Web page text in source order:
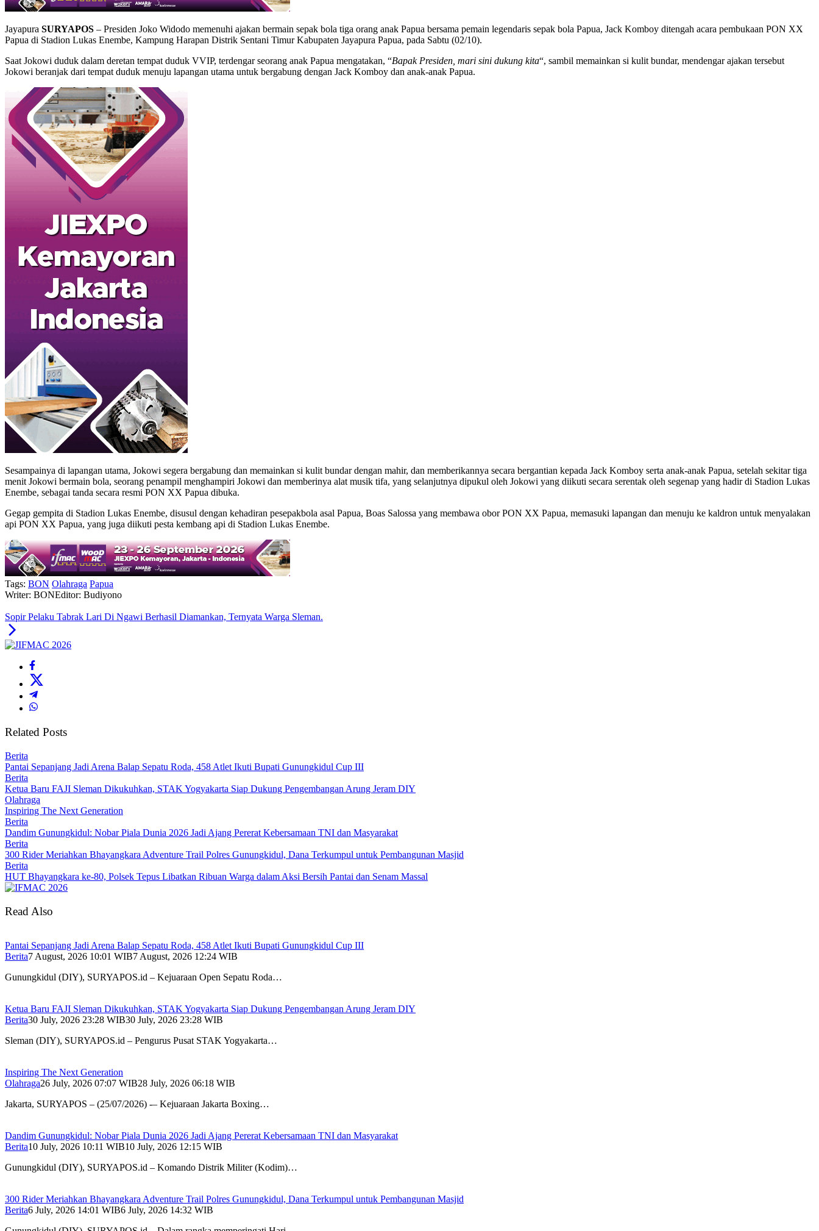
Jayapura SURYAPOS – Presiden Joko Widodo memenuhi ajakan bermain sepak bola tiga orang anak Papua bersama pemain legendaris sepak bola Papua, Jack Komboy ditengah acara pembukaan PON XX
Papua di Stadion Lukas Enembe, Kampung Harapan Distrik Sentani Timur Kabupaten Jayapura Papua, pada Sabtu (02/10).
Saat Jokowi duduk dalam deretan tempat duduk VVIP, terdengar seorang anak Papua mengatakan, “Bapak Presiden, mari sini dukung kita“, sambil memainkan si kulit bundar, mendengar ajakan tersebut
Jokowi beranjak dari tempat duduk menuju lapangan utama untuk bergabung dengan Jack Komboy dan anak-anak Papua.
Sesampainya di lapangan utama, Jokowi segera bergabung dan memainkan si kulit bundar dengan mahir, dan memberikannya secara bergantian kepada Jack Komboy serta anak-anak Papua, setelah sekitar tiga
menit Jokowi bermain bola, seorang penampil menghampiri Jokowi dan memberinya alat musik tifa, yang selanjutnya dipukul oleh Jokowi yang diikuti secara serentak oleh segenap yang hadir di Stadion Lukas
Enembe, sebagai tanda secara resmi PON XX Papua dibuka.
Gegap gempita di Stadion Lukas Enembe, disusul dengan kehadiran pesepakbola asal Papua, Boas Salossa yang membawa obor PON XX Papua, memasuki lapangan dan menuju ke kaldron untuk menyalakan
api PON XX Papua, yang juga diikuti pesta kembang api di Stadion Lukas Enembe.
Tags: BON Olahraga Papua
Writer: BONEditor: Budiyono
Sopir Pelaku Tabrak Lari Di Ngawi Berhasil Diamankan, Ternyata Warga Sleman.
Related Posts
Berita
Pantai Sepanjang Jadi Arena Balap Sepatu Roda, 458 Atlet Ikuti Bupati Gunungkidul Cup III
Berita
Ketua Baru FAJI Sleman Dikukuhkan, STAK Yogyakarta Siap Dukung Pengembangan Arung Jeram DIY
Olahraga
Inspiring The Next Generation
Berita
Dandim Gunungkidul: Nobar Piala Dunia 2026 Jadi Ajang Pererat Kebersamaan TNI dan Masyarakat
Berita
300 Rider Meriahkan Bhayangkara Adventure Trail Polres Gunungkidul, Dana Terkumpul untuk Pembangunan Masjid
Berita
HUT Bhayangkara ke-80, Polsek Tepus Libatkan Ribuan Warga dalam Aksi Bersih Pantai dan Senam Massal
Read Also
Pantai Sepanjang Jadi Arena Balap Sepatu Roda, 458 Atlet Ikuti Bupati Gunungkidul Cup III
Berita7 August, 2026 10:01 WIB7 August, 2026 12:24 WIB
Gunungkidul (DIY), SURYAPOS.id – Kejuaraan Open Sepatu Roda…
Ketua Baru FAJI Sleman Dikukuhkan, STAK Yogyakarta Siap Dukung Pengembangan Arung Jeram DIY
Berita30 July, 2026 23:28 WIB30 July, 2026 23:28 WIB
Sleman (DIY), SURYAPOS.id – Pengurus Pusat STAK Yogyakarta…
Inspiring The Next Generation
Olahraga26 July, 2026 07:07 WIB28 July, 2026 06:18 WIB
Jakarta, SURYAPOS – (25/07/2026) -– Kejuaraan Jakarta Boxing…
Dandim Gunungkidul: Nobar Piala Dunia 2026 Jadi Ajang Pererat Kebersamaan TNI dan Masyarakat
Berita10 July, 2026 10:11 WIB10 July, 2026 12:15 WIB
Gunungkidul (DIY), SURYAPOS.id – Komando Distrik Militer (Kodim)…
300 Rider Meriahkan Bhayangkara Adventure Trail Polres Gunungkidul, Dana Terkumpul untuk Pembangunan Masjid
Berita6 July, 2026 14:01 WIB6 July, 2026 14:32 WIB